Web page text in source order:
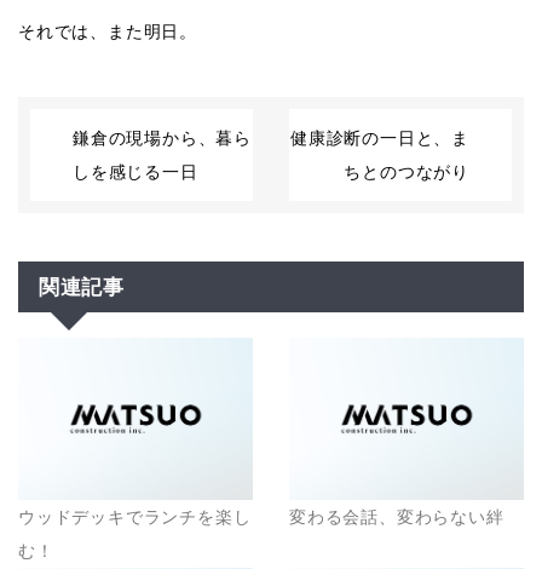
それでは、また明日。
鎌倉の現場から、暮ら
しを感じる一日
健康診断の一日と、ま
ちとのつながり
関連記事
ウッドデッキでランチを楽し
む！
変わる会話、変わらない絆